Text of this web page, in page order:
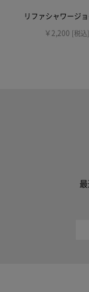
リファシャワージ
￥2,200 [税込]